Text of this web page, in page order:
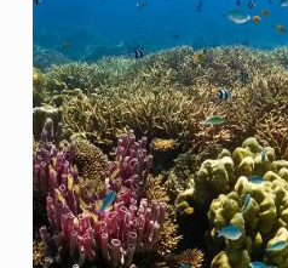
VOTRE
Aller À